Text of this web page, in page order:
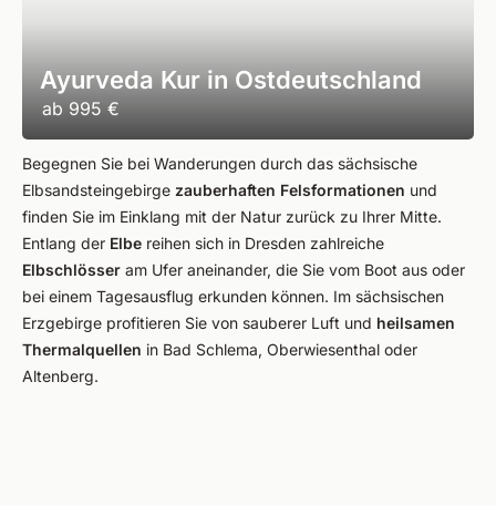
Ayurveda Kur in Ostdeutschland
ab 995 €
Begegnen Sie bei Wanderungen durch das sächsische
Elbsandsteingebirge zauberhaften Felsformationen und
finden Sie im Einklang mit der Natur zurück zu Ihrer Mitte.
Entlang der Elbe reihen sich in Dresden zahlreiche
Elbschlösser am Ufer aneinander, die Sie vom Boot aus oder
bei einem Tagesausflug erkunden können. Im sächsischen
Erzgebirge profitieren Sie von sauberer Luft und heilsamen
Thermalquellen in Bad Schlema, Oberwiesenthal oder
Altenberg.